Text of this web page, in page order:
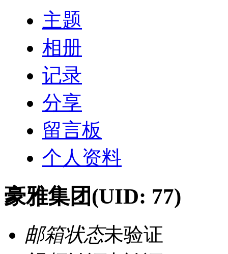
主题
相册
记录
分享
留言板
个人资料
豪雅集团(UID: 77)
邮箱状态未验证